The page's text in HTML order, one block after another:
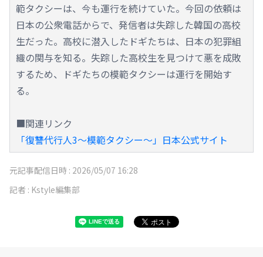
範タクシーは、今も運行を続けていた。今回の依頼は
日本の公衆電話からで、発信者は失踪した韓国の高校
生だった。高校に潜入したドギたちは、日本の犯罪組
織の関与を知る。失踪した高校生を見つけて悪を成敗
するため、ドギたちの模範タクシーは運行を開始す
る。
■関連リンク
「復讐代行人3～模範タクシー～」日本公式サイト
元記事配信日時 : 2026/05/07 16:28
記者 : Kstyle編集部